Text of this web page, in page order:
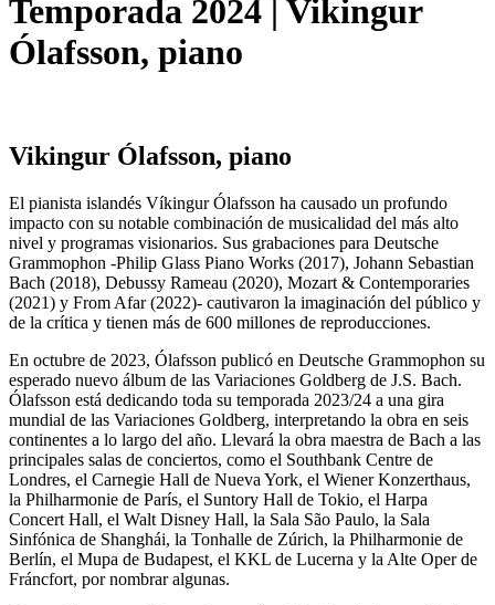
Temporada 2024 | Vikingur
Ólafsson, piano
Vikingur Ólafsson, piano
El pianista islandés Víkingur Ólafsson ha causado un profundo
impacto con su notable combinación de musicalidad del más alto
nivel y programas visionarios. Sus grabaciones para Deutsche
Grammophon -Philip Glass Piano Works (2017), Johann Sebastian
Bach (2018), Debussy Rameau (2020), Mozart & Contemporaries
(2021) y From Afar (2022)- cautivaron la imaginación del público y
de la crítica y tienen más de 600 millones de reproducciones.
En octubre de 2023, Ólafsson publicó en Deutsche Grammophon su
esperado nuevo álbum de las Variaciones Goldberg de J.S. Bach.
Ólafsson está dedicando toda su temporada 2023/24 a una gira
mundial de las Variaciones Goldberg, interpretando la obra en seis
continentes a lo largo del año. Llevará la obra maestra de Bach a las
principales salas de conciertos, como el Southbank Centre de
Londres, el Carnegie Hall de Nueva York, el Wiener Konzerthaus,
la Philharmonie de París, el Suntory Hall de Tokio, el Harpa
Concert Hall, el Walt Disney Hall, la Sala São Paulo, la Sala
Sinfónica de Shanghái, la Tonhalle de Zúrich, la Philharmonie de
Berlín, el Mupa de Budapest, el KKL de Lucerna y la Alte Oper de
Fráncfort, por nombrar algunas.